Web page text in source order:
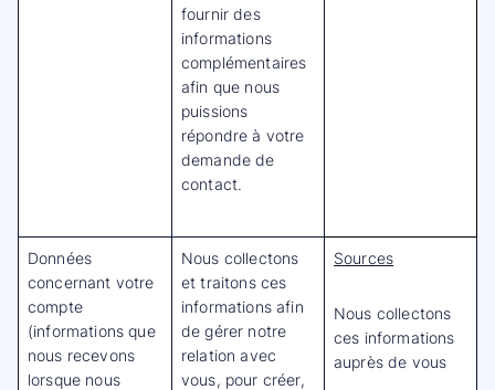
fournir des
informations
complémentaires
afin que nous
puissions
répondre à votre
demande de
contact.
Données
concernant votre
compte
(informations que
nous recevons
lorsque nous
Nous collectons
et traitons ces
informations afin
de gérer notre
relation avec
vous, pour créer,
Sources
Nous collectons
ces informations
auprès de vous